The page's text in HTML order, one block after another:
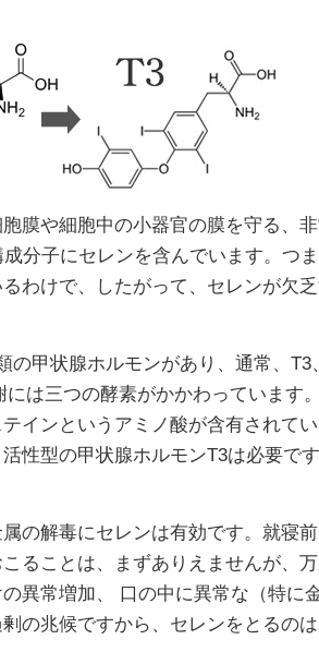
膜や細胞中の小器官の膜を守る、
分子にセレンを含んでいます。つ
わけで、したがって、セレンが欠
甲状腺ホルモンがあり、通常、T3
は三つの酵素がかかわっています
インというアミノ酸が含有されて
性型の甲状腺ホルモンT3は必要で
の解毒にセレンは有効です。就寝
ることは、まずありえませんが、
異常増加、 口の中に異常な（特に
の兆候ですから、セレンをとるの